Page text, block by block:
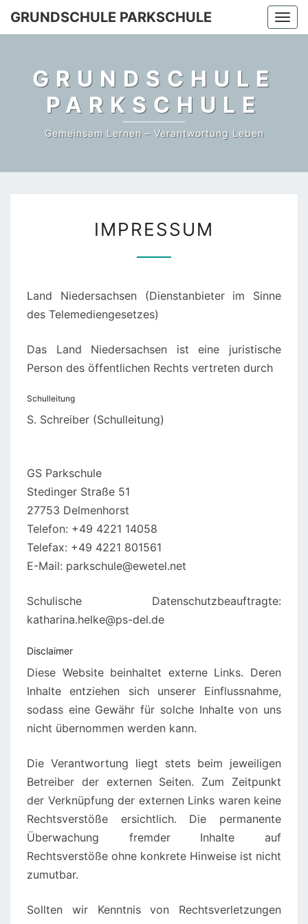
Skip
GRUNDSCHULE PARKSCHULE
GRUNDSCHULE
PARKSCHULE
Gemeinsam Lernen – Verantwortung Leben
IMPRESSUM
Land Niedersachsen (Dienstanbieter im Sinne
des Telemediengesetzes)
Das Land Niedersachsen ist eine juristische
Person des öffentlichen Rechts vertreten durch
Schulleitung
S. Schreiber (Schulleitung)
GS Parkschule
Stedinger Straße 51
27753 Delmenhorst
Telefon: +49 4221 14058
Telefax: +49 4221 801561
E-Mail: parkschule@ewetel.net
Schulische Datenschutzbeauftragte:
katharina.helke@ps-del.de
Disclaimer
Diese Website beinhaltet externe Links. Deren
Inhalte entziehen sich unserer Einflussnahme,
sodass eine Gewähr für solche Inhalte von uns
nicht übernommen werden kann.
Die Verantwortung liegt stets beim jeweiligen
Betreiber der externen Seiten. Zum Zeitpunkt
der Verknüpfung der externen Links waren keine
Rechtsverstöße ersichtlich. Die permanente
Überwachung fremder Inhalte auf
Rechtsverstöße ohne konkrete Hinweise ist nicht
zumutbar.
Sollten wir Kenntnis von Rechtsverletzungen